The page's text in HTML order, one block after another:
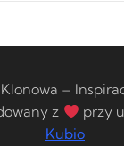
–
z
przy
Kubio